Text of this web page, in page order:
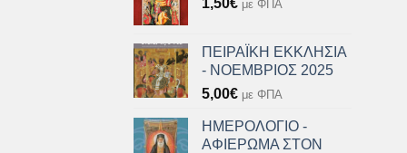
1,50€ με ΦΠΑ
ΠΕΙΡΑΪΚΗ ΕΚΚΛΗΣΙΑ
- ΝΟΕΜΒΡΙΟΣ 2025
5,00€ με ΦΠΑ
ΗΜΕΡΟΛΟΓΙΟ -
ΑΦΙΕΡΩΜΑ ΣΤΟΝ